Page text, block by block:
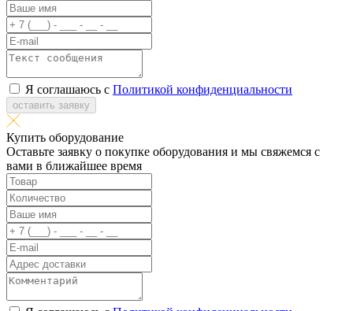
Я соглашаюсь с Политикой конфиденциальности
оставить заявку
Купить оборудование
Оставьте заявку о покупке оборудования и мы свяжемся с
вами в ближайшее время